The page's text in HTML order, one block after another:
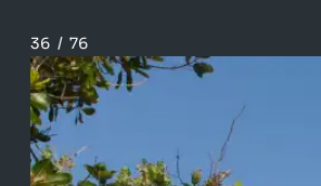
36 / 76